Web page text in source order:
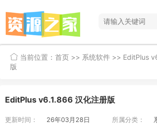
当前位置： 首页 >> 系统软件 >> EditPlus
版
EditPlus v6.1.866 汉化注册版
更新时间： 26年03月28日 所属分类：